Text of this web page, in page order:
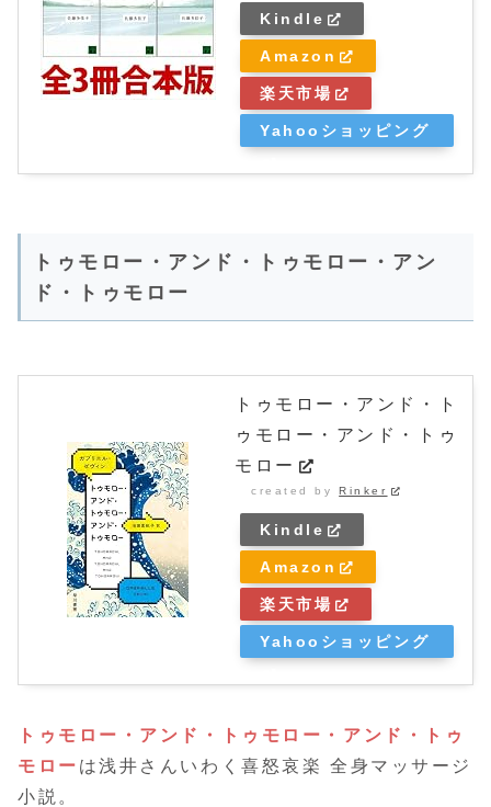
Kindle
Amazon
楽天市場
Yahooショッピング
トゥモロー・アンド・トゥモロー・アン
ド・トゥモロー
トゥモロー・アンド・ト
ゥモロー・アンド・トゥ
モロー
created byRinker
Kindle
Amazon
楽天市場
Yahooショッピング
トゥモロー・アンド・トゥモロー・アンド・トゥ
モロー は浅井さんいわく喜怒哀楽 全身マッサージ
小説。